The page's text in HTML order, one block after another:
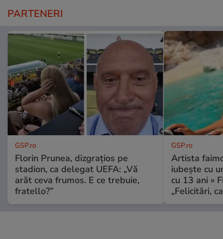
PARTENERI
GSP.ro
Florin Prunea, dizgrațios pe
stadion, ca delegat UEFA: „Vă
arăt ceva frumos. E ce trebuie,
fratello?”
GSP.ro
Artista
iubește cu
cu 13 ani »
„Felicitări,